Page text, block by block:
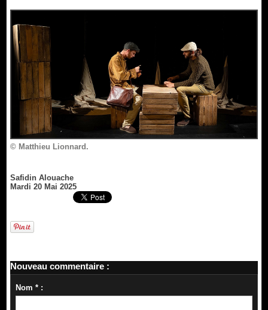
© Matthieu Lionnard.
Safidin Alouache
Mardi 20 Mai 2025
Nouveau commentaire :
Nom * :